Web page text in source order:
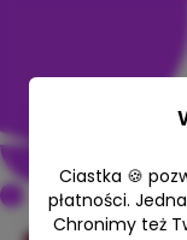
Ciastka 🍪
płatności.
Chronimy też